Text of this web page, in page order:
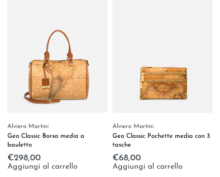
Alviero Martini
Geo Classic Borsa media a
bauletto
€298,00
Aggiungi al carrello
Alviero Martini
Geo Classic Pochette media con 3
tasche
€68,00
Aggiungi al carrello